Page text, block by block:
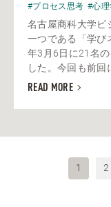
#プロセス思考 #心理
名古屋商科大学ビ
一つである「学び
年3月6日に21名
した。今回も前回
READ MORE
1 2